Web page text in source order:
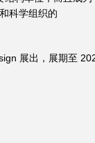
科学组织的
展出，展期至